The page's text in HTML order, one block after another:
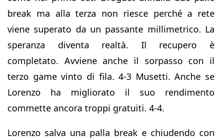
break ma alla terza non riesce perché a rete
viene superato da un passante millimetrico. La
speranza diventa realtà. Il recupero è
completato. Avviene anche il sorpasso con il
terzo game vinto di fila. 4-3 Musetti. Anche se
Lorenzo ha migliorato il suo rendimento
commette ancora troppi gratuiti. 4-4.
Lorenzo salva una palla break e chiudendo con